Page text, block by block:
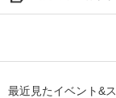
最近見たイベント&